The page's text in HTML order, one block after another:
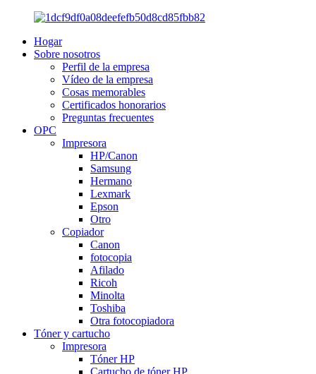
Hogar
Sobre nosotros
Perfil de la empresa
Vídeo de la empresa
Cosas memorables
Certificados honorarios
Preguntas frecuentes
OPC
Impresora
HP/Canon
Samsung
Hermano
Lexmark
Epson
Otro
Copiador
Canon
fotocopia
Afilado
Ricoh
Minolta
Toshiba
Otra fotocopiadora
Tóner y cartucho
Impresora
Tóner HP
Cartucho de tóner HP